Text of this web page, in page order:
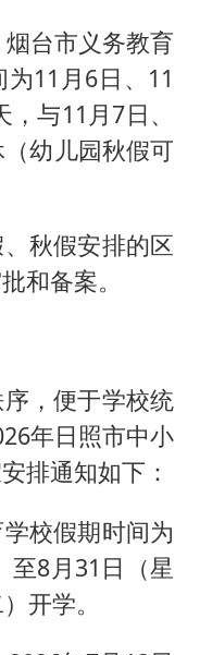
人民的健康、体质、幸福一脉相承
台市义务教育
11月6日、11
与11月7日、
幼儿园秋假可
秋假安排的区
和备案。
，便于学校统
年日照市中小
排通知如下：
校假期时间为
至8月31日（星
开学。